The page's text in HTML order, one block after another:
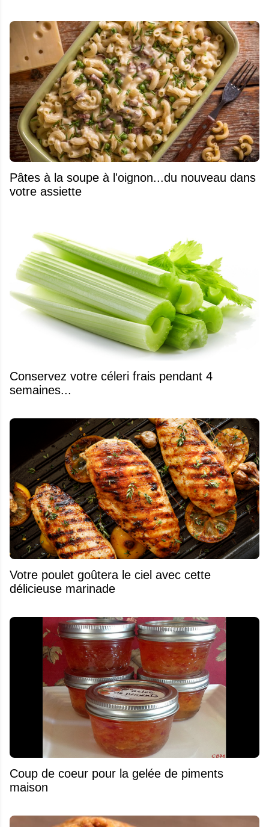
Pâtes à la soupe à l'oignon...du nouveau dans
votre assiette
Conservez votre céleri frais pendant 4
semaines...
Votre poulet goûtera le ciel avec cette
délicieuse marinade
Coup de coeur pour la gelée de piments
maison